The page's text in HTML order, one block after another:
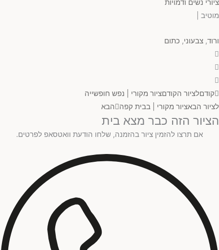
ציורי נשים ודמויות
מוטיב |
ורוד, צבעוני, כתום
קודםלציור הקודםציור מקורי | נפש חופשייה
לציור הבאציור מקורי | בבית קפה הבא
הציור הזה כבר מצא בית
אם תרצו להזמין ציור בהזמנה, שלחו הודעת וואטסאפ לפרטים.